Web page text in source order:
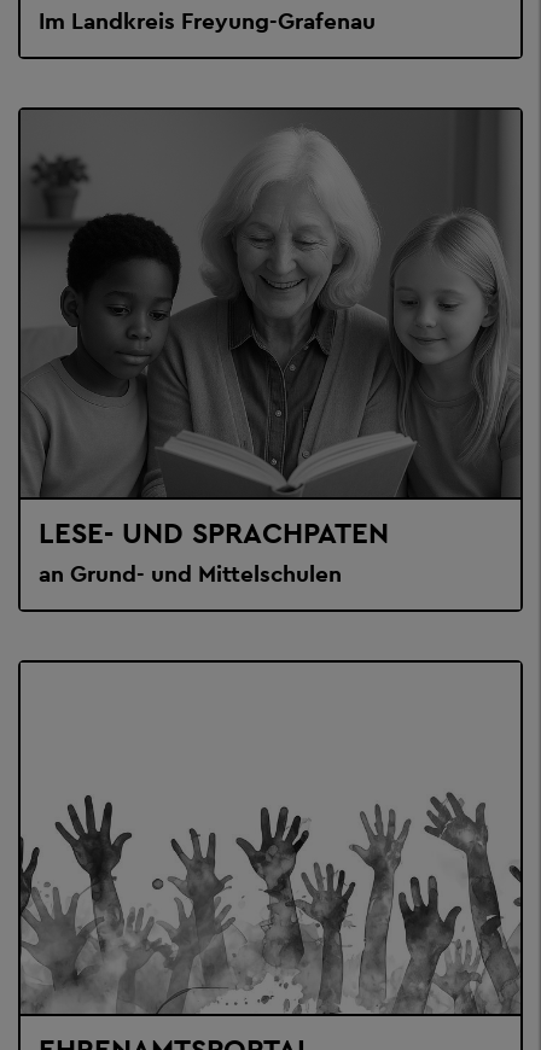
Im Landkreis Freyung-Grafenau
LESE- UND SPRACHPATEN
an Grund- und Mittelschulen